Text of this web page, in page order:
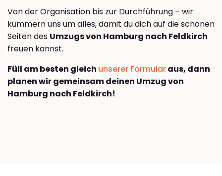
Von der Organisation bis zur Durchführung – wir
kümmern uns um alles, damit du dich auf die schönen
Seiten des Umzugs von Hamburg nach Feldkirch
freuen kannst.
Füll am besten gleich unserer Formularaus, dann
planen wir gemeinsam deinen Umzug von
Hamburg nach Feldkirch!